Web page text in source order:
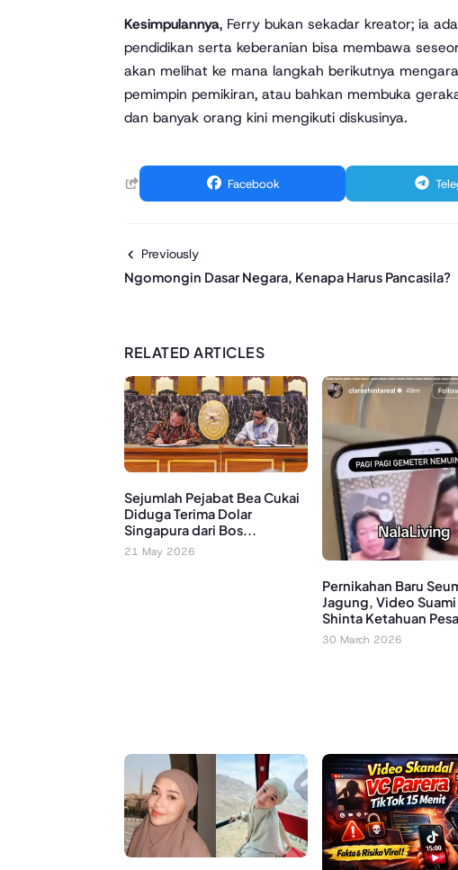
Kesimpulannya, Ferry bukan sekadar kreator; ia
pendidikan serta keberanian bisa membawa
akan melihat ke mana langkah berikutnya
pemimpin pemikiran, atau bahkan membuka
dan banyak orang kini mengikuti diskusinya.
Facebook
Previously
Ngomongin Dasar Negara, Kenapa Harus Pancasila?
RELATED ARTICLES
Sejumlah Pejabat Bea Cukai
Diduga Terima Dolar
Singapura dari Bos...
21 May 2026
Pernikahan Baru
Jagung, Video Suami
Shinta Ketahuan
30 March 2026